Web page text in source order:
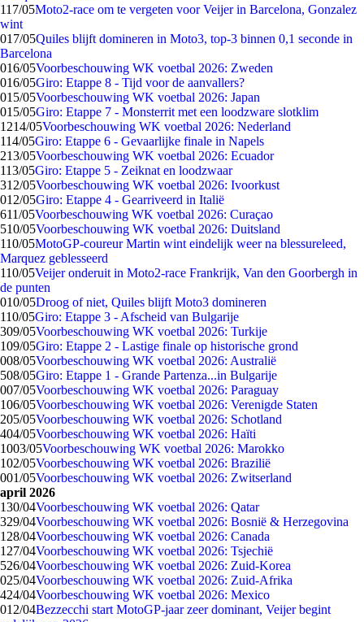
117/05Moto2-race om te vergeten voor Veijer in Barcelona, Gonzalez
wint
017/05Quiles blijft domineren in Moto3, top-3 binnen 0,1 seconde in
Barcelona
016/05Voorbeschouwing WK voetbal 2026: Zweden
016/05Giro: Etappe 8 - Tijd voor de aanvallers?
015/05Voorbeschouwing WK voetbal 2026: Japan
015/05Giro: Etappe 7 - Monsterrit met een loodzware slotklim
1214/05Voorbeschouwing WK voetbal 2026: Nederland
114/05Giro: Etappe 6 - Gevaarlijke finale in Napels
213/05Voorbeschouwing WK voetbal 2026: Ecuador
113/05Giro: Etappe 5 - Zeiknat en loodzwaar
312/05Voorbeschouwing WK voetbal 2026: Ivoorkust
012/05Giro: Etappe 4 - Gearriveerd in Italië
611/05Voorbeschouwing WK voetbal 2026: Curaçao
510/05Voorbeschouwing WK voetbal 2026: Duitsland
110/05MotoGP-coureur Martin wint eindelijk weer na blessureleed,
Marquez geblesseerd
110/05Veijer onderuit in Moto2-race Frankrijk, Van den Goorbergh in
de punten
010/05Droog of niet, Quiles blijft Moto3 domineren
110/05Giro: Etappe 3 - Afscheid van Bulgarije
309/05Voorbeschouwing WK voetbal 2026: Turkije
109/05Giro: Etappe 2 - Lastige finale op historische grond
008/05Voorbeschouwing WK voetbal 2026: Australië
508/05Giro: Etappe 1 - Grande Partenza...in Bulgarije
007/05Voorbeschouwing WK voetbal 2026: Paraguay
106/05Voorbeschouwing WK voetbal 2026: Verenigde Staten
205/05Voorbeschouwing WK voetbal 2026: Schotland
404/05Voorbeschouwing WK voetbal 2026: Haïti
1003/05Voorbeschouwing WK voetbal 2026: Marokko
102/05Voorbeschouwing WK voetbal 2026: Brazilië
001/05Voorbeschouwing WK voetbal 2026: Zwitserland
april 2026
130/04Voorbeschouwing WK voetbal 2026: Qatar
329/04Voorbeschouwing WK voetbal 2026: Bosnië & Herzegovina
1 28/04Voorbeschouwing WK voetbal 2026: Canada
1 27/04Voorbeschouwing WK voetbal 2026: Tsjechië
526/04Voorbeschouwing WK voetbal 2026: Zuid-Korea
025/04Voorbeschouwing WK voetbal 2026: Zuid-Afrika
424/04Voorbeschouwing WK voetbal 2026: Mexico
012/04Bezzecchi start MotoGP-jaar zeer dominant, Veijer begint